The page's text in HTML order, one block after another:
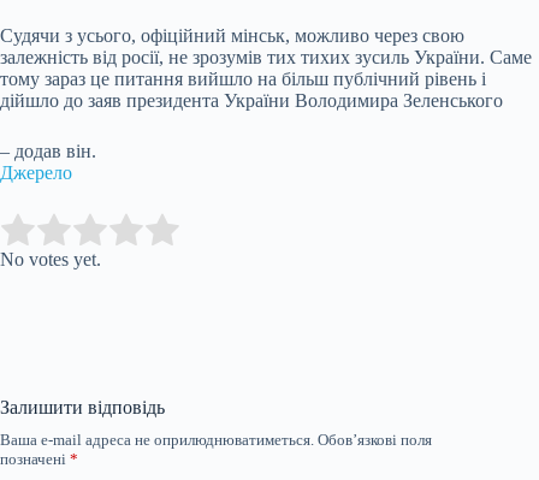
Судячи з усього, офіційний мінськ, можливо через свою
залежність від росії, не зрозумів тих тихих зусиль України. Саме
тому зараз це питання вийшло на більш публічний рівень і
дійшло до заяв президента України Володимира Зеленського
– додав він.
Джерело
Rate this item:
No votes yet.
Залишити відповідь
Ваша e-mail адреса не оприлюднюватиметься. Обов’язкові поля
позначені *